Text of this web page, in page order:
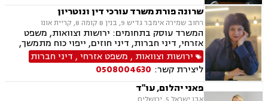
שרונה פורת משרד עורכי דין ונוטריון
רחוב שמירה אימבר גדיש 9, בנין B קומה 8, קריית אונו
המשרד עוסק בתחומים: ירושות וצוואות, משפט
אזרחי, דיני חברות, דיני חוזים, ייפוי כוח מתמשך,
מקרקעין ונדל"ן, ליקויי בניה, עסקאות מכר דירה,
דיור מוגן, דיני משפחה, אפוטרופסות, הסכמי ממון,
גירושין, זמני שהות, מזונות, משמורת, חלוקת רכוש,
בתים משותפים, עסקאות מתנה.
ירושות וצוואות , משפט אזרחי , דיני חברות
ליצירת קשר: 0508004630
פאני יהלום, עו"ד